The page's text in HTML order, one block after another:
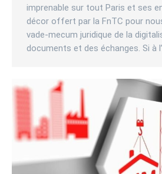
imprenable sur tout Paris et ses
décor offert par la FnTC pour
vade-mecum juridique de la
documents et des échanges. Si à